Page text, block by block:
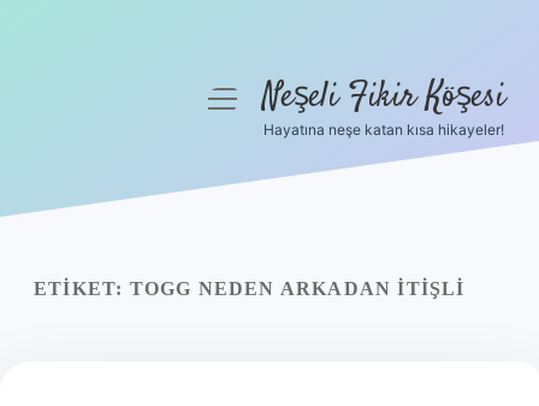
Yasal Uyarı
menüyüNeşeli Fikir Köşesi
Hayatına neşe katan kısa hikayeler!
ETIKET: TOGG NEDEN ARKADAN ITIŞLI